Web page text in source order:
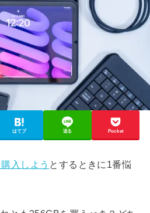
はてブ 送る Pocket
入しよう とするときに1番悩